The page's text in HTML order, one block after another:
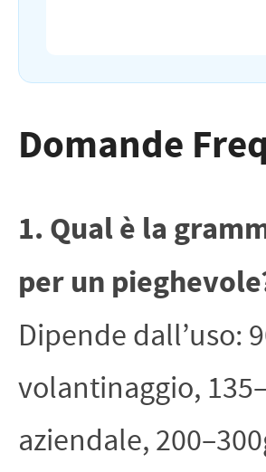
Domande
1. Qual è la
per un
Dipende dall’uso:
volantinaggio,
aziendale,